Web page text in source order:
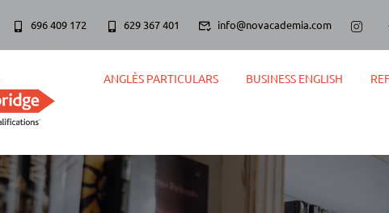
696 409 172 629 367 401 info@novacademia.com
ANGLÈS PARTICULARS BUSINESS ENGLISH